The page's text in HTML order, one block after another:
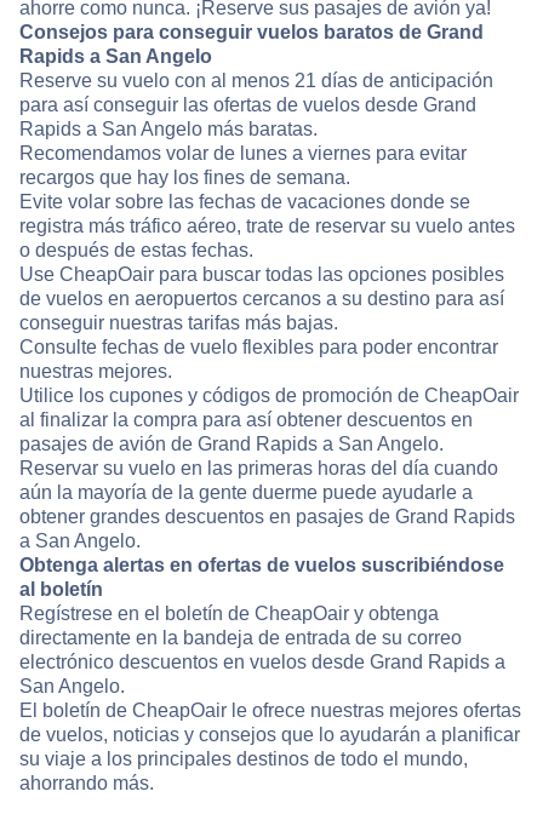
ahorre como nunca. ¡Reserve sus pasajes de avión ya!
Consejos para conseguir vuelos baratos de Grand
Rapids a San Angelo
Reserve su vuelo con al menos 21 días de anticipación
para así conseguir las ofertas de vuelos desde Grand
Rapids a San Angelo más baratas.
Recomendamos volar de lunes a viernes para evitar
recargos que hay los fines de semana.
Evite volar sobre las fechas de vacaciones donde se
registra más tráfico aéreo, trate de reservar su vuelo antes
o después de estas fechas.
Use CheapOair para buscar todas las opciones posibles
de vuelos en aeropuertos cercanos a su destino para así
conseguir nuestras tarifas más bajas.
Consulte fechas de vuelo flexibles para poder encontrar
nuestras mejores.
Utilice los cupones y códigos de promoción de CheapOair
al finalizar la compra para así obtener descuentos en
pasajes de avión de Grand Rapids a San Angelo.
Reservar su vuelo en las primeras horas del día cuando
aún la mayoría de la gente duerme puede ayudarle a
obtener grandes descuentos en pasajes de Grand Rapids
a San Angelo.
Obtenga alertas en ofertas de vuelos suscribiéndose
al boletín
Regístrese en el boletín de CheapOair y obtenga
directamente en la bandeja de entrada de su correo
electrónico descuentos en vuelos desde Grand Rapids a
San Angelo.
El boletín de CheapOair le ofrece nuestras mejores ofertas
de vuelos, noticias y consejos que lo ayudarán a planificar
su viaje a los principales destinos de todo el mundo,
ahorrando más.